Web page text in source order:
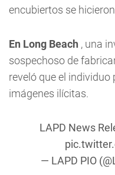
encubiertos se
En Long Beach , una
sospechoso de
reveló que el
imágenes ilícitas.
LAPD News
— LAPD PIO